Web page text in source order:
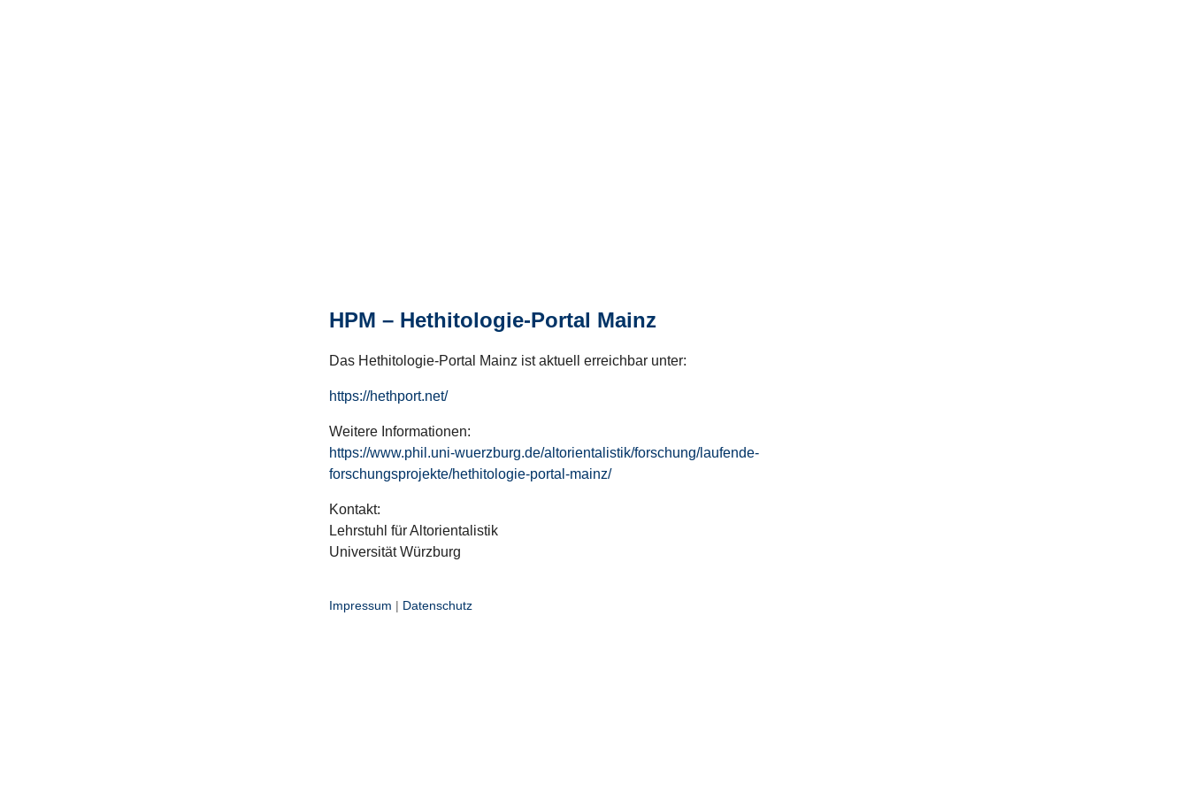
HPM – Hethitologie-Portal Mainz
Das Hethitologie-Portal Mainz ist aktuell erreichbar unter:
https://hethport.net/
Weitere Informationen:
https://www.phil.uni-wuerzburg.de/altorientalistik/forschung/laufende-
forschungsprojekte/hethitologie-portal-mainz/
Kontakt:
Lehrstuhl für Altorientalistik
Universität Würzburg
Impressum | Datenschutz